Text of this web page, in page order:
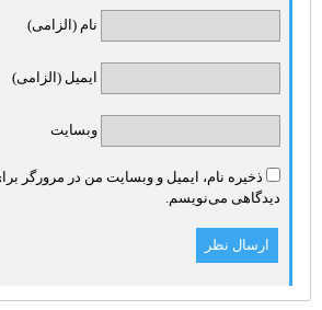
نام (الزامی)
ایمیل (الزامی)
وبسایت
ذخیره نام، ایمیل و وبسایت من در مرورگر
دیدگاهی می‌نویسم.